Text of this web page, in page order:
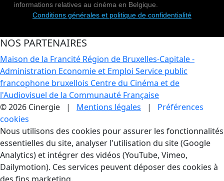
informations relatives au cinéma en Belgique.
Conditions générales et politique de confidentialité
NOS PARTENAIRES
Maison de la Francité Région de Bruxelles-Capitale -
Administration Economie et Emploi Service public
francophone bruxellois Centre du Cinéma et de
l'Audiovisuel de la Communauté Française
© 2026 Cinergie | Mentions légales | Préférences
cookies
Gestion des Cookies
Nous utilisons des cookies pour assurer les fonctionnalités
essentielles du site, analyser l'utilisation du site (Google
Analytics) et intégrer des vidéos (YouTube, Vimeo,
Dailymotion). Ces services peuvent déposer des cookies à